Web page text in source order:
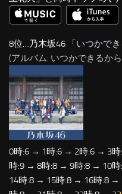
8位…乃木坂46 「 いつかで
(アルバム: いつかできるか
0時:6 → 1時:6 → 2時:6 → 3
時:9 → 8時:8 → 9時:8 → 10
14時:8 → 15時:8 → 16時:8